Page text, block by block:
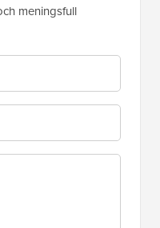
meningsfull